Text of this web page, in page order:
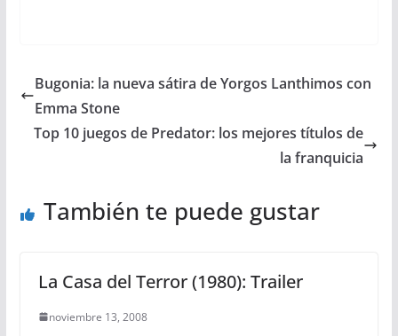
Bugonia: la nueva sátira de Yorgos Lanthimos con
Emma Stone
Top 10 juegos de Predator: los mejores títulos de
la franquicia
También te puede gustar
La Casa del Terror (1980): Trailer
noviembre 13, 2008